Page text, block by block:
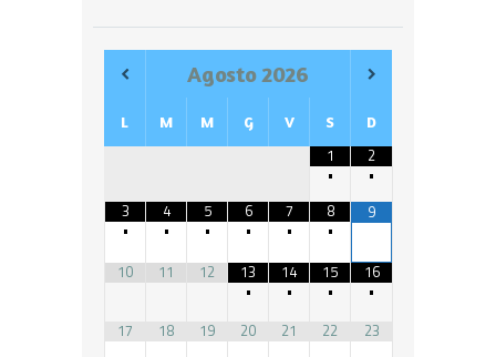
Agosto 2026
L M M G V S D
1
•
2
•
3
•
4
•
5
•
6
•
7
•
8
•
9
10 11 12
13
•
14
•
15
•
16
•
17
18 19 20 21 22 23